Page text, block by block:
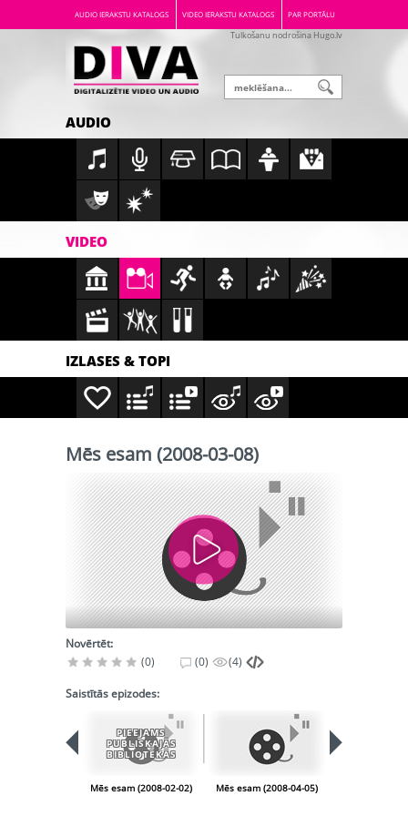
AUDIO IERAKSTU KATALOGS VIDEO IERAKSTU KATALOGS PAR PORTĀLU
Tulkošanu nodrošina Hugo.lv
AUDIO
VIDEO
IZLASES & TOPI
Mēs esam (2008-03-08)
Novērtēt:
(0)
(0) (4)
Saistītās epizodes:
PIEEJAMS
PUBLISKAJĀS
BIBLIOTĒKĀS
Mēs esam (2008-02-02) Mēs esam (2008-04-05)